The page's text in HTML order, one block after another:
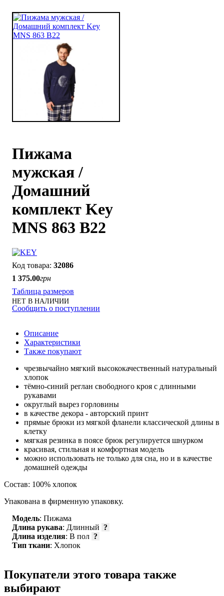
Пижама
мужская /
Домашний
комплект Key
MNS 863 B22
32086
1 375.00грн
Таблица размеров
НЕТ В НАЛИЧИИ
Сообщить о поступлении
Описание
Характеристики
Также покупают
чрезвычайно мягкий высококачественный натуральный
хлопок
тёмно-синий реглан свободного кроя с длинными
рукавами
округлый вырез горловины
в качестве декора - авторский принт
прямые брюки из мягкой фланели классической длины в
клетку
мягкая резинка в поясе брюк регулируется шнурком
красивая, стильная и комфортная модель
можно использовать не только для сна, но и в качестве
домашней одежды
Состав: 100% хлопок
Упакована в фирменную упаковку.
Модель: Пижама
Длина рукава: Длинный ?
Длина изделия: В пол ?
Тип ткани: Хлопок
Покупатели этого товара также
выбирают